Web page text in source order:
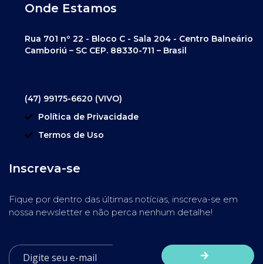
Onde Estamos
Rua 701 nº 22 - Bloco C - Sala 204 - Centro Balneário
Camboriú – SC CEP. 88330-711 – Brasil
(47) 99175-6620 (VIVO)
Política de Privacidade
Termos de Uso
Inscreva-se
Fique por dentro das últimas notícias, inscreva-se em
nossa newsletter e não perca nenhum detalhe!